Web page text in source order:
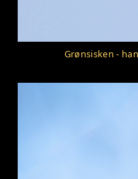
Grønsisken -